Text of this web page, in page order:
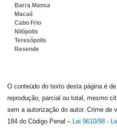
Barra Mansa
Macaé
Cabo Frio
Nilópolis
Teresópolis
Resende
O conteúdo do texto desta página é
reprodução, parcial ou total, mesmo
sem a autorização do autor. Crime de
184 do Código Penal – Lei 9610/98 -